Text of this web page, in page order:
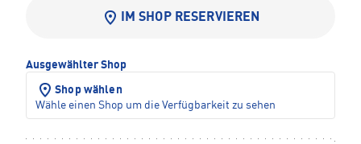
IM SHOP RESERVIEREN
Ausgewählter Shop
Shop wählen
Wähle einen Shop um die Verfügbarkeit zu sehen